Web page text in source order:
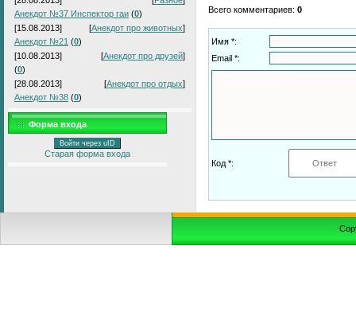
Анекдот №37 Инспектор гаи (0)
[15.08.2013]
[Анекдот про животных]
Анекдот №21 (0)
[10.08.2013]
[Анекдот про друзей]
(0)
[28.08.2013]
[Анекдот про отдых]
Анекдот №38 (0)
Форма входа
Войти через uID
Старая форма входа
Всего комментариев: 0
Имя *:
Email *:
Код *: